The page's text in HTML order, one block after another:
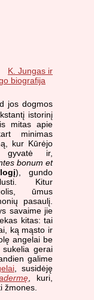
K. Jungas ir
biografija
jos dogmos
istorinį
mitas apie
minimas
kur Kūrėjo
gyvatė ir,
bonum et
), gundo
Kitur
ūmus
pasaulį.
savaime jie
kitas: tai
ką mąsto ir
angelai be
sukelia gerai
galime
, susidėję
, kuri,
žmones.